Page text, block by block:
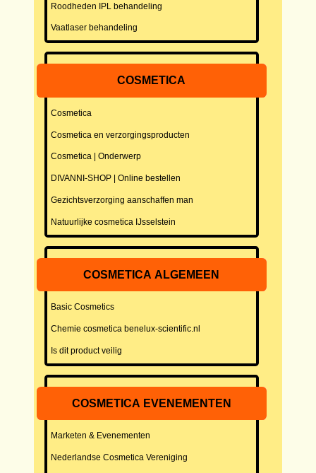
Roodheden IPL behandeling
Vaatlaser behandeling
COSMETICA
Cosmetica
Cosmetica en verzorgingsproducten
Cosmetica | Onderwerp
DIVANNI-SHOP | Online bestellen
Gezichtsverzorging aanschaffen man
Natuurlijke cosmetica IJsselstein
COSMETICA ALGEMEEN
Basic Cosmetics
Chemie cosmetica benelux-scientific.nl
Is dit product veilig
COSMETICA EVENEMENTEN
Marketen & Evenementen
Nederlandse Cosmetica Vereniging